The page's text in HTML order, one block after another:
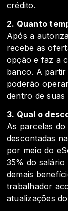
crédito.
2. Quanto
Após a
recebe as
opção e faz a
banco. A
poderão
dentro de suas
3. Qual o
As parcelas
descontadas
por meio do
35% do
demais
trabalhador
atualizações